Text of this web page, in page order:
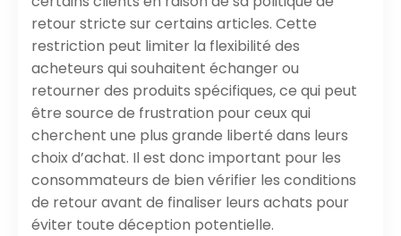
retour stricte sur certains articles. Cette
restriction peut limiter la flexibilité des
acheteurs qui souhaitent échanger ou
retourner des produits spécifiques, ce qui peut
être source de frustration pour ceux qui
cherchent une plus grande liberté dans leurs
choix d’achat. Il est donc important pour les
consommateurs de bien vérifier les conditions
de retour avant de finaliser leurs achats pour
éviter toute déception potentielle.